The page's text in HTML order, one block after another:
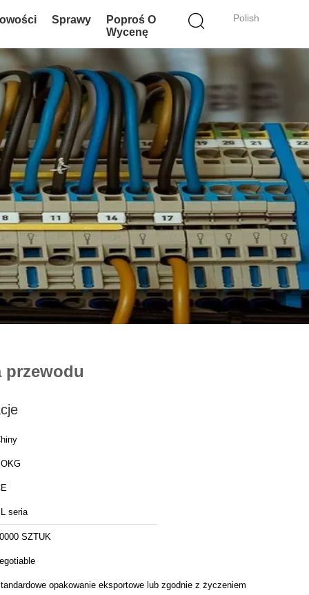
Polish
Sprawy
Poproś O
Wycenę
przewodu
seria
SZTUK
opakowanie eksportowe lub zgodnie z życzeniem